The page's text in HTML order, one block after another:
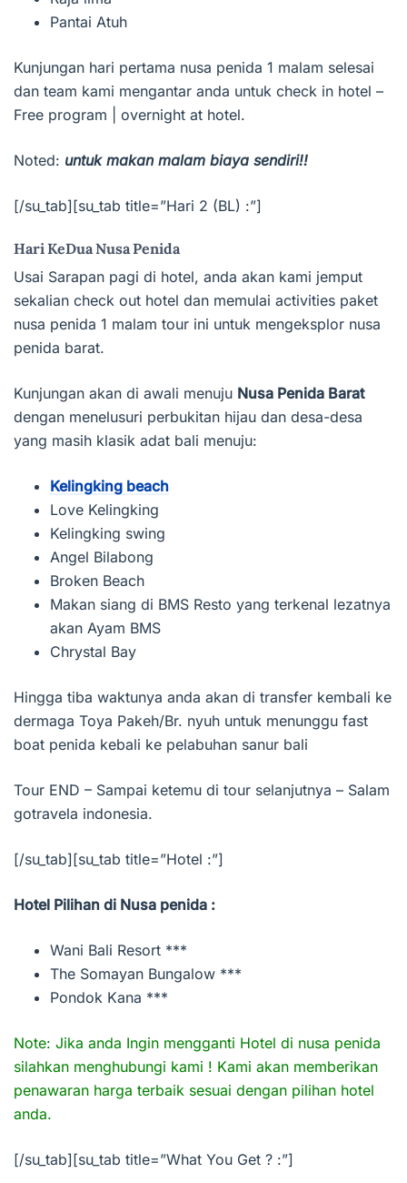
Pantai Atuh
Kunjungan hari pertama nusa penida 1 malam selesai
dan team kami mengantar anda untuk check in hotel –
Free program | overnight at hotel.
Noted: untuk makan malam biaya sendiri!!
[/su_tab][su_tab title=”Hari 2 (BL) :”]
Hari KeDua Nusa Penida
Usai Sarapan pagi di hotel, anda akan kami jemput
sekalian check out hotel dan memulai activities paket
nusa penida 1 malam tour ini untuk mengeksplor nusa
penida barat.
Kunjungan akan di awali menuju Nusa Penida Barat
dengan menelusuri perbukitan hijau dan desa-desa
yang masih klasik adat bali menuju:
Kelingking beach
Love Kelingking
Kelingking swing
Angel Bilabong
Broken Beach
Makan siang di BMS Resto yang terkenal lezatnya
akan Ayam BMS
Chrystal Bay
Hingga tiba waktunya anda akan di transfer kembali ke
dermaga Toya Pakeh/Br. nyuh untuk menunggu fast
boat penida kebali ke pelabuhan sanur bali
Tour END – Sampai ketemu di tour selanjutnya – Salam
gotravela indonesia.
[/su_tab][su_tab title=”Hotel :”]
Hotel Pilihan di Nusa penida :
Wani Bali Resort ***
The Somayan Bungalow ***
Pondok Kana ***
Note: Jika anda Ingin mengganti Hotel di nusa penida
silahkan menghubungi kami ! Kami akan memberikan
penawaran harga terbaik sesuai dengan pilihan hotel
anda.
[/su_tab][su_tab title=”What You Get ? :”]